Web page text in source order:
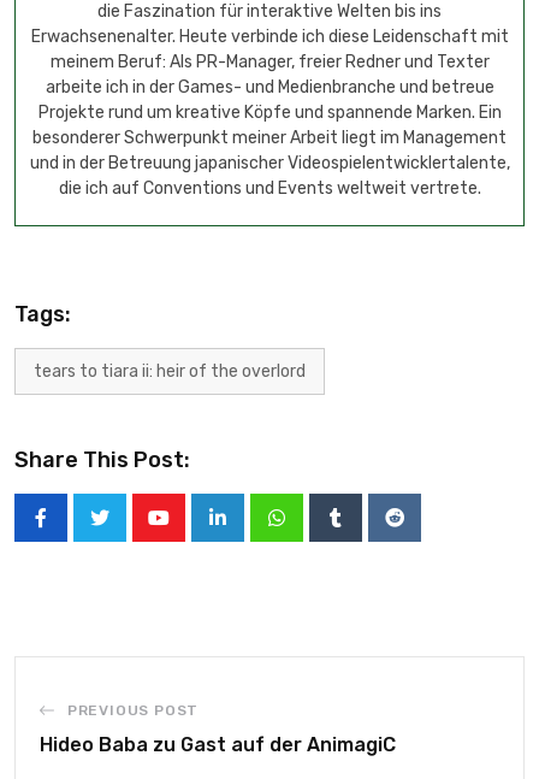
die Faszination für interaktive Welten bis ins
Erwachsenenalter. Heute verbinde ich diese Leidenschaft mit
meinem Beruf: Als PR-Manager, freier Redner und Texter
arbeite ich in der Games- und Medienbranche und betreue
Projekte rund um kreative Köpfe und spannende Marken. Ein
besonderer Schwerpunkt meiner Arbeit liegt im Management
und in der Betreuung japanischer Videospielentwicklertalente,
die ich auf Conventions und Events weltweit vertrete.
Tags:
tears to tiara ii: heir of the overlord
Share This Post:
PREVIOUS POST
Hideo Baba zu Gast auf der AnimagiC